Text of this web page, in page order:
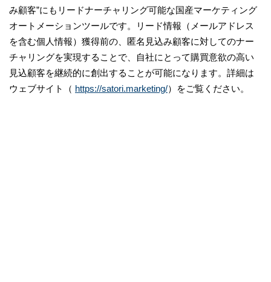
み顧客”にもリードナーチャリング可能な国産マーケティング
オートメーションツールです。リード情報（メールアドレス
を含む個人情報）獲得前の、匿名見込み顧客に対してのナー
チャリングを実現することで、自社にとって購買意欲の高い
見込顧客を継続的に創出することが可能になります。詳細は
ウェブサイト（ https://satori.marketing/）をご覧ください。